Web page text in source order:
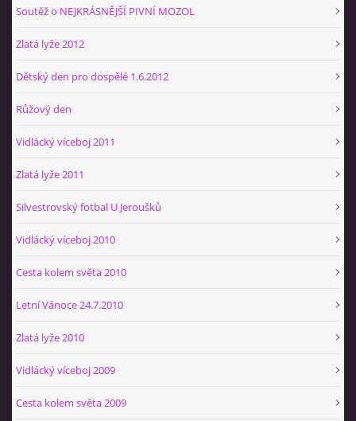
Soutěž o NEJKRÁSNĚJŠÍ PIVNÍ MOZOL
Zlatá lyže 2012
Dětský den pro dospělé 1.6.2012
Růžový den
Vidlácký víceboj 2011
Zlatá lyže 2011
Silvestrovský fotbal U Jeroušků
Vidlácký víceboj 2010
Cesta kolem světa 2010
Letní Vánoce 24.7.2010
Zlatá lyže 2010
Vidlácký víceboj 2009
Cesta kolem světa 2009